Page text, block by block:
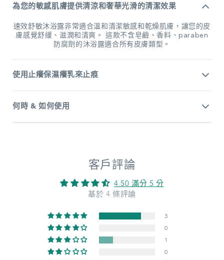
為您的敏感肌膚提供清涼和奢華光滑的清潔效果
速效舒敏沐浴露非常適合溫和清潔敏感和乾燥肌膚，讓您的皮
膚感覺舒緩、滋潤和清爽。 這款不含皂鹼、香料、paraben
防腐劑的沐浴露適合所有皮膚類型。
使用止癢保濕癢乳來止痕
何時 & 如何使用
客戶評論
4.50 滿分 5 分
基於 4 條評論
3
0
1
0